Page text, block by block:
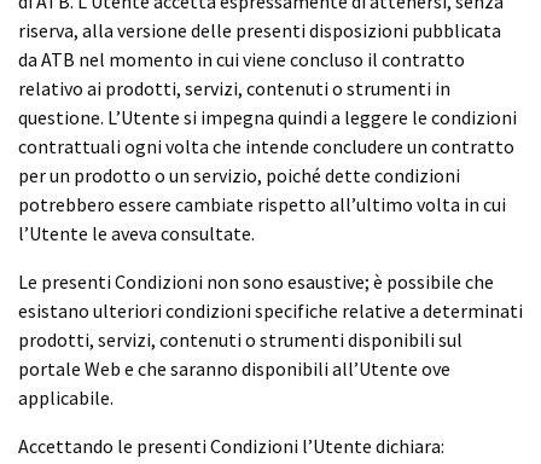
riserva, alla versione delle presenti disposizioni pubblicata
da ATB nel momento in cui viene concluso il contratto
relativo ai prodotti, servizi, contenuti o strumenti in
questione. L’Utente si impegna quindi a leggere le condizioni
contrattuali ogni volta che intende concludere un contratto
per un prodotto o un servizio, poiché dette condizioni
potrebbero essere cambiate rispetto all’ultimo volta in cui
l’Utente le aveva consultate.
Le presenti Condizioni non sono esaustive; è possibile che
esistano ulteriori condizioni specifiche relative a determinati
prodotti, servizi, contenuti o strumenti disponibili sul
portale Web e che saranno disponibili all’Utente ove
applicabile.
Accettando le presenti Condizioni l’Utente dichiara: